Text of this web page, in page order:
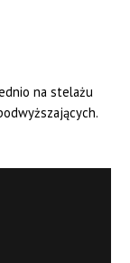
na stelażu